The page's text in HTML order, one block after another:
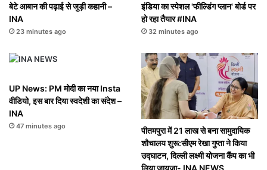
बेटे आबान की पढ़ाई से जुड़ी कहानी –
INA
23 minutes ago
इंडिया का स्पेशल 'फील्डिंग प्लान' बोर्ड पर
हो रहा तैयार #INA
32 minutes ago
UP News: PM मोदी का नया Insta
वीडियो, इस बार दिया स्वदेशी का संदेश –
INA
47 minutes ago
पीतमपुरा में 21 लाख से बना सामुदायिक
शौचालय शुरू:सीएम रेखा गुप्ता ने किया
उद्घाटन, दिल्ली लक्ष्मी योजना कैंप का भी
लिया जायजा- INA NEWS